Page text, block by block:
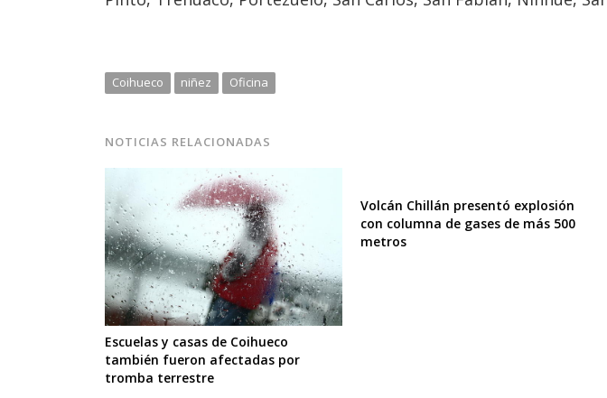
Coihueco niñez Oficina
NOTICIAS RELACIONADAS
Escuelas y casas de Coihueco
también fueron afectadas por
tromba terrestre
Volcán Chillán presentó explosión
con columna de gases de más 500
metros